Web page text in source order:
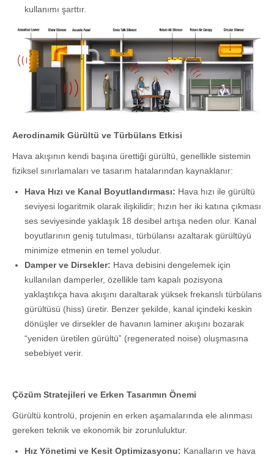
kullanımı şarttır.
Aerodinamik Gürültü ve Türbülans Etkisi
Hava akışının kendi başına ürettiği gürültü, genellikle sistemin
fiziksel sınırlamaları ve tasarım hatalarından kaynaklanır:
Hava Hızı ve Kanal Boyutlandırması: Hava hızı ile gürültü
seviyesi logaritmik olarak ilişkilidir; hızın her iki katına çıkması
ses seviyesinde yaklaşık 18 desibel artışa neden olur. Kanal
boyutlarının geniş tutulması, türbülansı azaltarak gürültüyü
minimize etmenin en temel yoludur.
Damper ve Dirsekler: Hava debisini dengelemek için
kullanılan damperler, özellikle tam kapalı pozisyona
yaklaştıkça hava akışını daraltarak yüksek frekanslı türbülans
gürültüsü (hiss) üretir. Benzer şekilde, kanal içindeki keskin
dönüşler ve dirsekler de havanın laminer akışını bozarak
“yeniden üretilen gürültü” (regenerated noise) oluşmasına
sebebiyet verir.
Çözüm Stratejileri ve Erken Tasarımın Önemi
Gürültü kontrolü, projenin en erken aşamalarında ele alınması
gereken teknik ve ekonomik bir zorunluluktur.
Hız Yönetimi ve Kesit Optimizasyonu: Kanalların ve hava